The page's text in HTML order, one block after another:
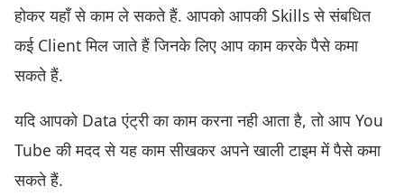
होकर यहाँ से काम ले सकते हैं. आपको आपकी Skills से संबधित
कई Client मिल जाते हैं जिनके लिए आप काम करके पैसे कमा
सकते हैं.
यदि आपको Data एंट्री का काम करना नही आता है, तो आप You
Tube की मदद से यह काम सीखकर अपने खाली टाइम में पैसे कमा
सकते हैं.